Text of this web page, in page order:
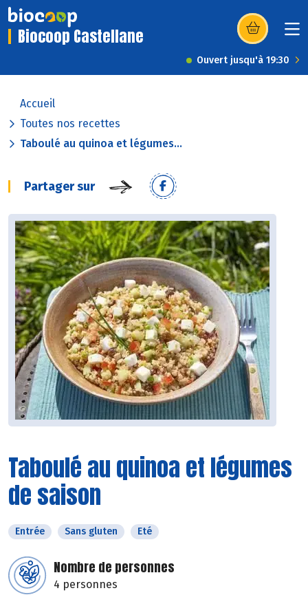
Biocoop Castellane (s’ouvre dans
Ouvert jusqu'à 19:30
Accueil
Toutes nos recettes
Taboulé au quinoa et légumes...
Partager sur
Taboulé au quinoa et légumes
de saison
Entrée Sans gluten Eté
Nombre de personnes
4 personnes